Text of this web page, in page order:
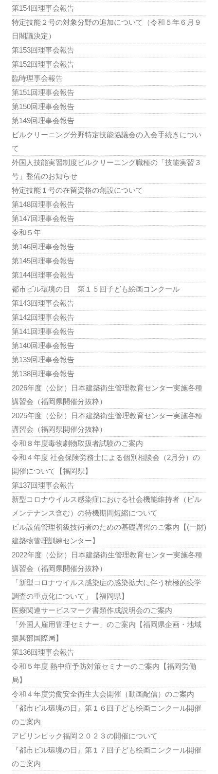
第154回理事会報告
特定技能２号の対象分野の追加について（令和５年６月９
日閣議決定）
第153回理事会報告
第152回理事会報告
臨時理事会報告
第151回理事会報告
第150回理事会報告
第149回理事会報告
ビルクリーニング分野特定技能協議会の入会手続きについ
て
外国人技能実習制度ビルクリーニング職種の「技能実習３
号」整備のお知らせ
特定技能１号の在留資格の創設について
第148回理事会報告
第147回理事会報告
令和５年
第146回理事会報告
第145回理事会報告
第144回理事会報告
都市ビル環境の日 第１５回子ども絵画コンクール
第143回理事会報告
第142回理事会報告
第141回理事会報告
第140回理事会報告
第139回理事会報告
第138回理事会報告
2026年度（公財）日本建築衛生管理教育センター実施各種
講習会（福岡県開催分抜粋）
2025年度（公財）日本建築衛生管理教育センター実施各種
講習会（福岡県開催分抜粋）
令和８年度毒物劇物取扱者試験のご案内
令和４年度 社会保険労務士による個別相談会（2月分）の
開催について【福岡県】
第137回理事会報告
新型コロナウイルス感染症における社会機能維持者（ビル
メンテナンス含む）の待機期間短縮について
ビル設備管理初級技術者のための基礎講習のご案内【(一財)
建築物管理訓練センター】
2022年度（公財）日本建築衛生管理教育センター実施各種
講習会（福岡県開催分抜粋）
「新型コロナウイルス感染症の感染拡大に伴う積極的疫学
調査の重点化について」【福岡県】
医療関連サービスマーク書類作成説明会のご案内
「外国人雇用管理セミナー」のご案内【福岡県企画・地域
振興部国際局】
第136回理事会報告
令和５年度 熱中症予防対策セミナーのご案内【福岡労働
局】
令和４年度労働安全衛生大会開催（動画配信）のご案内
『都市ビル環境の日』第１６回子ども絵画コンクール開催
のご案内
アビリンピック福岡２０２３の開催について
『都市ビル環境の日』第１７回子ども絵画コンクール開催
のご案内